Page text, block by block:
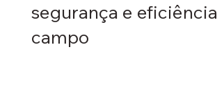
segurança e
campo